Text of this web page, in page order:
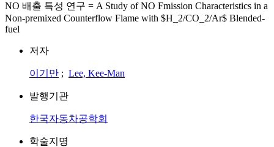
NO 배출 특성 연구 = A Study of NO Fmission Characteristics in a
Non-premixed Counterflow Flame with $H_2/CO_2/Ar$ Blended-
fuel
저자
이기만 ; Lee, Kee-Man
발행기관
한국자동차공학회
학술지명